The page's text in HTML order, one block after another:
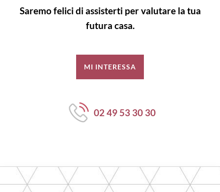
Saremo felici di assisterti per valutare la tua
futura casa.
MI INTERESSA
02 49 53 30 30